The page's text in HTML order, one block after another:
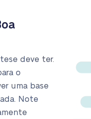
deve ter.
o
uma base
Note